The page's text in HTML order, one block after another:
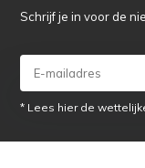
Schrijf je in voor de
* Lees hier de